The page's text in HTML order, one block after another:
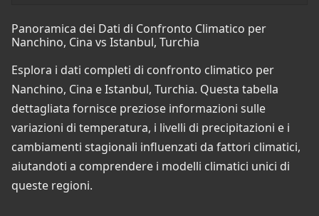
Panoramica dei Dati di Confronto Climatico per
Nanchino, Cina vs Istanbul, Turchia
Esplora i dati completi di confronto climatico per
Nanchino, Cina e Istanbul, Turchia. Questa tabella
dettagliata fornisce preziose informazioni sulle
variazioni di temperatura, i livelli di precipitazioni e i
cambiamenti stagionali influenzati da fattori climatici,
aiutandoti a comprendere i modelli climatici unici di
queste regioni.